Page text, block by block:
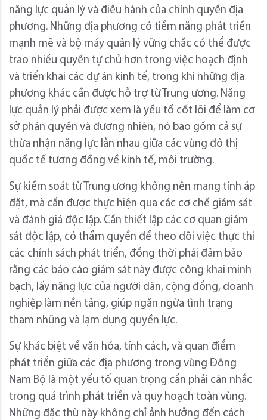
năng lực quản lý và điều hành của chính quyền địa
phương. Những địa phương có tiềm năng phát triển
mạnh mẽ và bộ máy quản lý vững chắc có thể được
trao nhiều quyền tự chủ hơn trong việc hoạch định
và triển khai các dự án kinh tế, trong khi những địa
phương khác cần được hỗ trợ từ Trung ương. Năng
lực quản lý phải được xem là yếu tố cốt lõi để làm cơ
sở phân quyền và đương nhiên, nó bao gồm cả sự
thừa nhận năng lực lẫn nhau giữa các vùng đô thị
quốc tế tương đồng về kinh tế, môi trường.
Sự kiểm soát từ Trung ương không nên mang tính áp
đặt, mà cần được thực hiện qua các cơ chế giám sát
và đánh giá độc lập. Cần thiết lập các cơ quan giám
sát độc lập, có thẩm quyền để theo dõi việc thực thi
các chính sách phát triển, đồng thời phải đảm bảo
rằng các báo cáo giám sát này được công khai minh
bạch, lấy năng lực của người dân, cộng đồng, doanh
nghiệp làm nền tảng, giúp ngăn ngừa tình trạng
tham nhũng và lạm dụng quyền lực.
Sự khác biệt về văn hóa, tính cách, và quan điểm
phát triển giữa các địa phương trong vùng Đông
Nam Bộ là một yếu tố quan trọng cần phải cân nhắc
trong quá trình phát triển và quy hoạch toàn vùng.
Những đặc thù này không chỉ ảnh hưởng đến cách